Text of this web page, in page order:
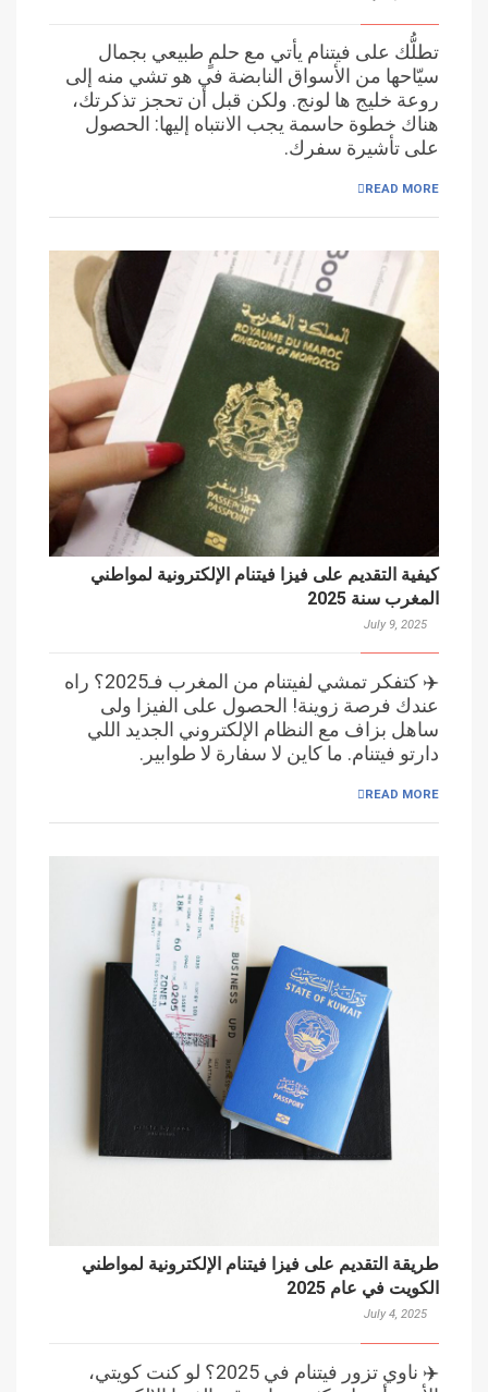
تطلُّك على فيتنام يأتي مع حلمٍ طبيعي بجمال
سيّاحها من الأسواق النابضة في هو تشي منه إلى
روعة خليج ها لونج. ولكن قبل أن تحجز تذكرتك،
هناك خطوة حاسمة يجب الانتباه إليها: الحصول
على تأشيرة سفرك.
READ MORE
كيفية التقديم على فيزا فيتنام الإلكترونية لمواطني
المغرب سنة 2025
July 9, 2025
✈️ كتفكر تمشي لفيتنام من المغرب فـ2025؟ راه
عندك فرصة زوينة! الحصول على الفيزا ولى
ساهل بزاف مع النظام الإلكتروني الجديد اللي
دارتو فيتنام. ما كاين لا سفارة لا طوابير.
READ MORE
طريقة التقديم على فيزا فيتنام الإلكترونية لمواطني
الكويت في عام 2025
July 4, 2025
✈️ ناوي تزور فيتنام في 2025؟ لو كنت كويتي،